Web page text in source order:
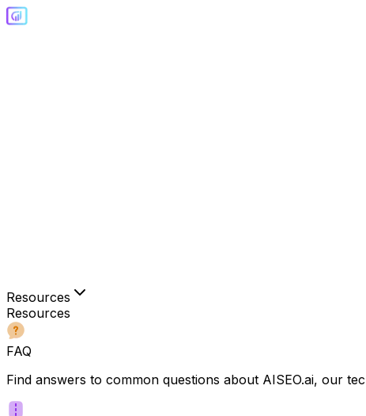
Resources
Resources
FAQ
Find answers to common questions about AISEO.ai, our